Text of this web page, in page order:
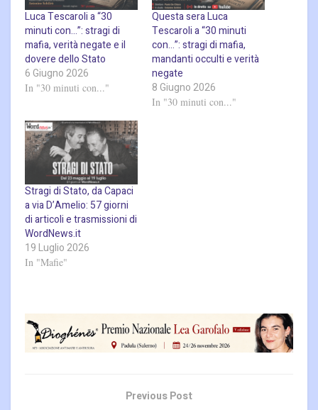
Luca Tescaroli a “30
minuti con…”: stragi di
mafia, verità negate e il
dovere dello Stato
6 Giugno 2026
In "30 minuti con..."
Questa sera Luca
Tescaroli a “30 minuti
con…”: stragi di mafia,
mandanti occulti e verità
negate
8 Giugno 2026
In "30 minuti con..."
Stragi di Stato, da Capaci
a via D’Amelio: 57 giorni
di articoli e trasmissioni di
WordNews.it
19 Luglio 2026
In "Mafie"
Previous Post